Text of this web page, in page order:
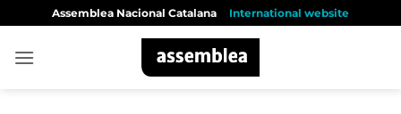
content
Assemblea Nacional Catalana International website